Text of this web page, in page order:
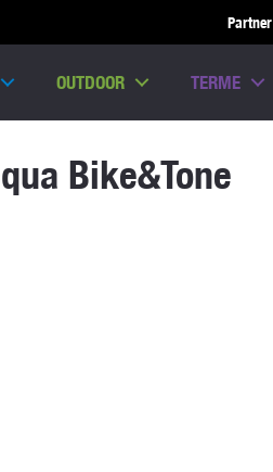
Partner
OUTDOOR TERME
Bike&Tone